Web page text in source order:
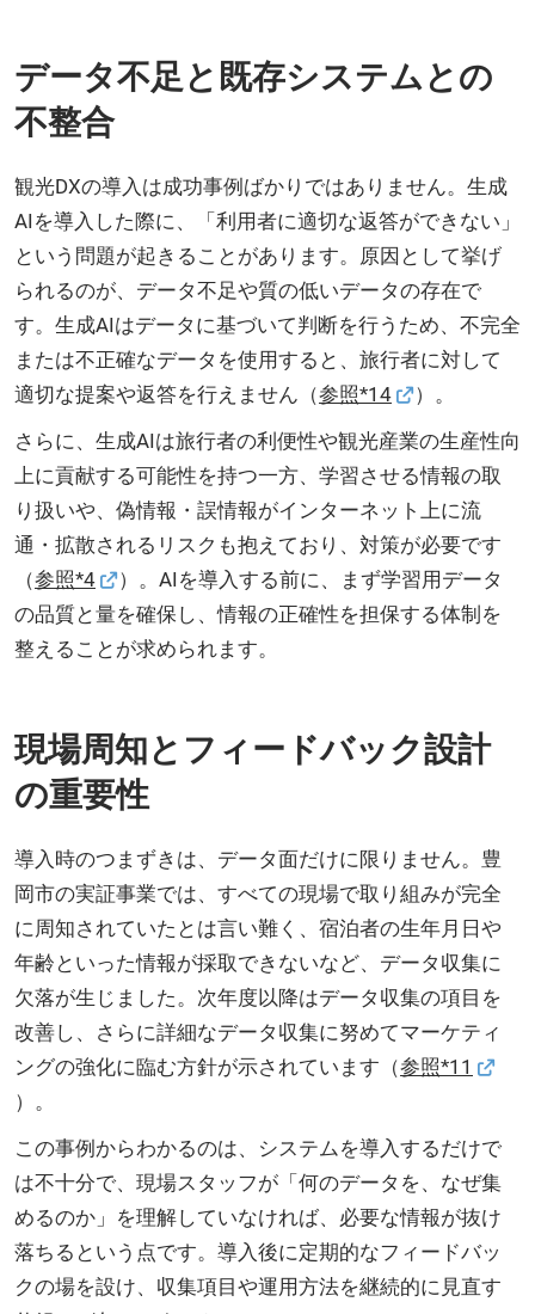
データ不足と既存システムとの
不整合
観光DXの導入は成功事例ばかりではありません。生成
AIを導入した際に、「利用者に適切な返答ができない」
という問題が起きることがあります。原因として挙げ
られるのが、データ不足や質の低いデータの存在で
す。生成AIはデータに基づいて判断を行うため、不完全
または不正確なデータを使用すると、旅行者に対して
適切な提案や返答を行えません（参照*14
）。
さらに、生成AIは旅行者の利便性や観光産業の生産性向
上に貢献する可能性を持つ一方、学習させる情報の取
り扱いや、偽情報・誤情報がインターネット上に流
通・拡散されるリスクも抱えており、対策が必要です
（参照*4
）。AIを導入する前に、まず学習用データ
の品質と量を確保し、情報の正確性を担保する体制を
整えることが求められます。
現場周知とフィードバック設計
の重要性
導入時のつまずきは、データ面だけに限りません。豊
岡市の実証事業では、すべての現場で取り組みが完全
に周知されていたとは言い難く、宿泊者の生年月日や
年齢といった情報が採取できないなど、データ収集に
欠落が生じました。次年度以降はデータ収集の項目を
改善し、さらに詳細なデータ収集に努めてマーケティ
ングの強化に臨む方針が示されています（参照*11
）。
この事例からわかるのは、システムを導入するだけで
は不十分で、現場スタッフが「何のデータを、なぜ集
めるのか」を理解していなければ、必要な情報が抜け
落ちるという点です。導入後に定期的なフィードバッ
クの場を設け、収集項目や運用方法を継続的に見直す